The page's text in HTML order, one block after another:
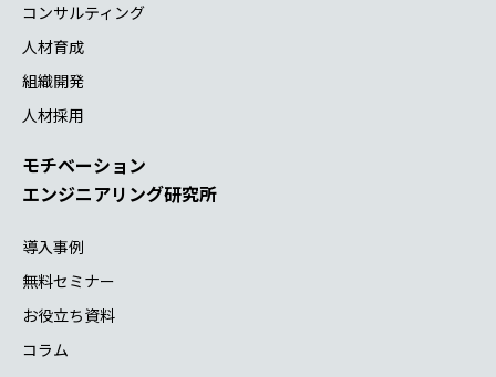
コンサルティング
人材育成
組織開発
人材採用
モチベーション
エンジニアリング研究所
導入事例
無料セミナー
お役立ち資料
コラム